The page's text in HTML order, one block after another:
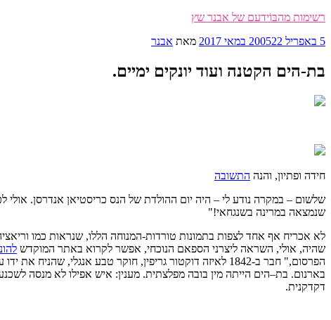
דילוג
רשימות מהבּוֹידעם של אבנר שץ
פורסם
5 באפריל 2005 22 במאי 2017 מאת אבנר
בת-הים הקטנה ועוד יונקים ימיים.
חידה ופתיון, והנה התשובה
שלשום – במקרה נודע לי – היה יום ההולדת של הנס כריסטיאן אנדרסן.
שנמצאה במרינה בשנגחאי!"
לא אכריח אף אחד לצפות בתמונות טורדות-המנוחה הללו, שנראות כמו
שהיה, אולי, השראה ליצרני הספאם הנוכחי, אפשר לקרוא באתר המוקדש
הפרסום," חבר ב-1842 לאיזה דוקטור גריפין, חוקר טבע אנגלי, שהניח את ידו על ממצא נדיר:
בארנום. בת–הים הייתה מין בובה מפלצתית. מענין: איש אפילו לא מנסה
דקדקנית.